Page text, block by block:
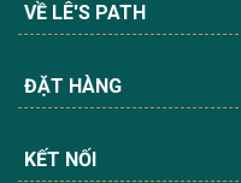
VỀ LÊ'S PATH
ĐẶT HÀNG
KẾT NỐI